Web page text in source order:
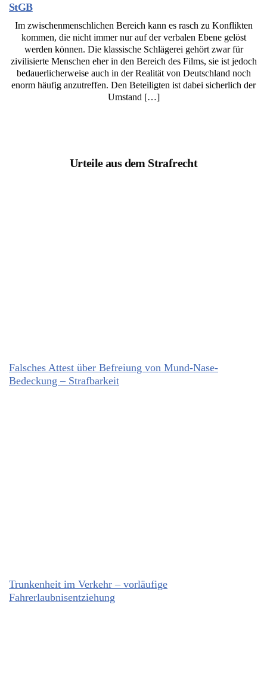
StGB
Im zwischenmenschlichen Bereich kann es rasch zu Konflikten
kommen, die nicht immer nur auf der verbalen Ebene gelöst
werden können. Die klassische Schlägerei gehört zwar für
zivilisierte Menschen eher in den Bereich des Films, sie ist jedoch
bedauerlicherweise auch in der Realität von Deutschland noch
enorm häufig anzutreffen. Den Beteiligten ist dabei sicherlich der
Umstand […]
Urteile aus dem Strafrecht
Falsches Attest über Befreiung von Mund-Nase-
Bedeckung – Strafbarkeit
Trunkenheit im Verkehr – vorläufige
Fahrerlaubnisentziehung